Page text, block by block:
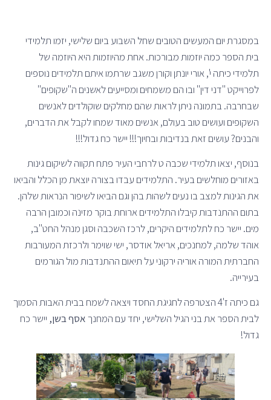
במסגרת יום המעשים הטובים שחל השבוע ביום שלישי, יזמו תלמידי
בית הספר כמה יוזמות מבורכות. אחת מהיוזמות היא היוזמה של
תלמידי כיתה י', אורי יונתן וקורן משגב שרתמו איתם תלמידים נוספים
לפרוייקט "דני דין" ובו הם משמחים ומסייעים לאשנים ה"שקופים"
שבחרבה. בתמונה ניתן לראות שהם מחלקים שוקולדים לאנשים
השקופים ועושים טוב בעולם, אנשים מאוד שמחו לקבל את הדברים,
והבנים? עושים זאת בנדיבות ובחיוך!!! יישר כח גדול!!!
בנוסף, יצאו תלמידי שכבה ט לרחבי העיר פתח תקווה לשיקום גינות
באזורים מוחלשים בעיר. התלמידים עבדו בצורה יוצאת מן הכלל והביאו
את הגינות למצב בו נעים לשהות בהן וגם הביאו לשיפור הנראות שלהן.
בתום ההתנדבות קיבלו התלמידים ארוחת בוקר מזינה וכמובן הרבה
מים. יישר כח לתלמידים היקרים, לרכז השכבה וסגן מנהל החט"ב,
אוהד שלמה, למחנכים, אריאל אודסר, ישי שוימר ולרכזת המעורבות
החברתית המורה אוריה ירקוני על תיאום ההתנדבות מול הגורמים
בעירייה.
גם כיתה ז'4 הצטרפה לחגיגת החסד ויצאה לשמח בבית האבות הסמוך
לבית הספר את בני הגיל השלישי, יחד עם המחנךאסף בשן, יישר כח
גדול!